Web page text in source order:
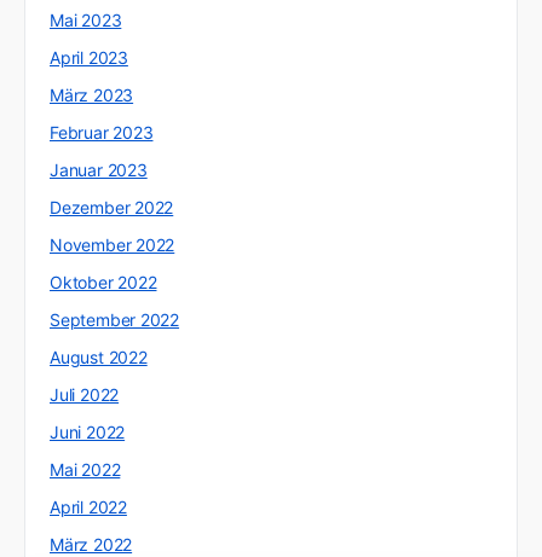
Mai 2023
April 2023
März 2023
Februar 2023
Januar 2023
Dezember 2022
November 2022
Oktober 2022
September 2022
August 2022
Juli 2022
Juni 2022
Mai 2022
April 2022
März 2022